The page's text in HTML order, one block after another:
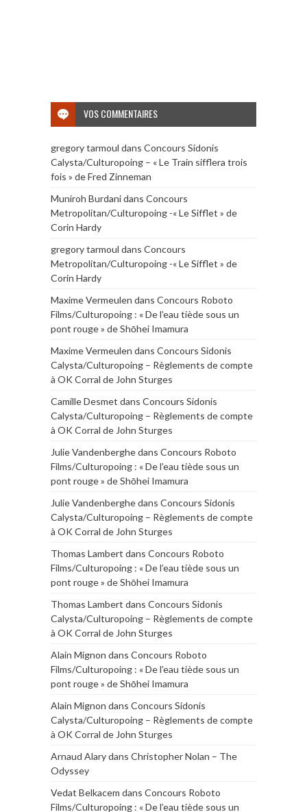
VOS COMMENTAIRES
gregory tarmoul dans Concours Sidonis
Calysta/Culturopoing – « Le Train sifflera trois
fois » de Fred Zinneman
Muniroh Burdanidans Concours
Metropolitan/Culturopoing -« Le Sifflet » de
Corin Hardy
gregory tarmoul dans Concours
Metropolitan/Culturopoing -« Le Sifflet » de
Corin Hardy
Maxime Vermeulen dans Concours Roboto
Films/Culturopoing : « De l’eau tiède sous un
pont rouge » de Shōhei Imamura
Maxime Vermeulen dans Concours Sidonis
Calysta/Culturopoing – Règlements de compte
à OK Corral de John Sturges
Camille Desmet dans Concours Sidonis
Calysta/Culturopoing – Règlements de compte
à OK Corral de John Sturges
Julie Vandenberghedans Concours Roboto
Films/Culturopoing : « De l’eau tiède sous un
pont rouge » de Shōhei Imamura
Julie Vandenberghedans Concours Sidonis
Calysta/Culturopoing – Règlements de compte
à OK Corral de John Sturges
Thomas Lambert dans Concours Roboto
Films/Culturopoing : « De l’eau tiède sous un
pont rouge » de Shōhei Imamura
Thomas Lambert dans Concours Sidonis
Calysta/Culturopoing – Règlements de compte
à OK Corral de John Sturges
Alain Mignon dans Concours Roboto
Films/Culturopoing : « De l’eau tiède sous un
pont rouge » de Shōhei Imamura
Alain Mignon dans Concours Sidonis
Calysta/Culturopoing – Règlements de compte
à OK Corral de John Sturges
Arnaud Alarydans Christopher Nolan – The
Odyssey
Vedat Belkacem dans Concours Roboto
Films/Culturopoing : « De l’eau tiède sous un